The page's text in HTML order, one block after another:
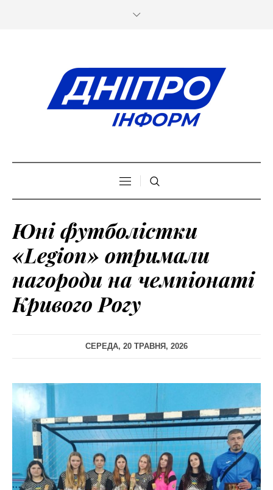
Юні футболістки
«Legion» отримали
нагороди на чемпіонаті
Кривого Рогу
СЕРЕДА, 20 ТРАВНЯ, 2026